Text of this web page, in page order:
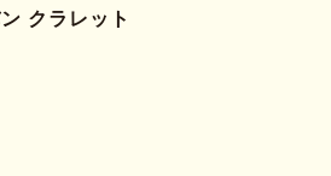
クラレット